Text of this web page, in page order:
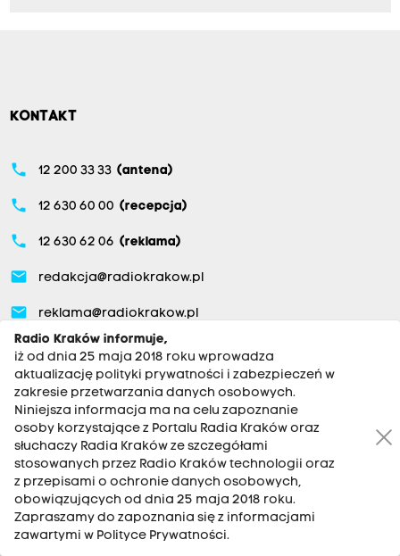
KONTAKT
phone 12 200 33 33 (antena)
phone 12 630 60 00 (recepcja)
phone 12 630 62 06 (reklama)
email redakcja@radiokrakow.pl
email reklama@radiokrakow.pl
O NAS
Aktualności
Kraków
Tarnów
Małopolska Zachodnia
Radio Kraków informuje,
iż od dnia 25 maja 2018 roku wprowadza
aktualizację polityki prywatności i zabezpieczeń w
zakresie przetwarzania danych osobowych.
Niniejsza informacja ma na celu zapoznanie
osoby korzystające z Portalu Radia Kraków oraz
słuchaczy Radia Kraków ze szczegółami
stosowanych przez Radio Kraków technologii oraz
z przepisami o ochronie danych osobowych,
obowiązujących od dnia 25 maja 2018 roku.
Zapraszamy do zapoznania się z informacjami
zawartymi w Polityce Prywatności.